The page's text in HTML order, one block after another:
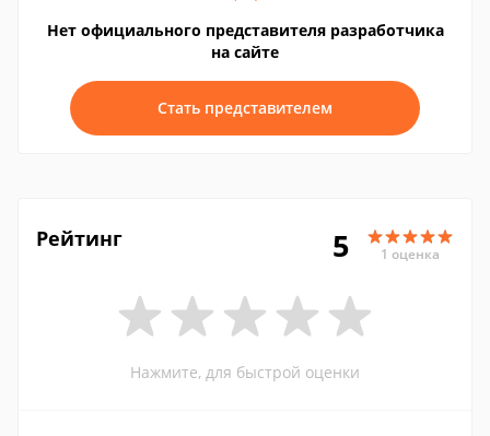
Нет официального представителя разработчика
на сайте
Стать представителем
Рейтинг 5 1 оценка
Нажмите, для быстрой оценки